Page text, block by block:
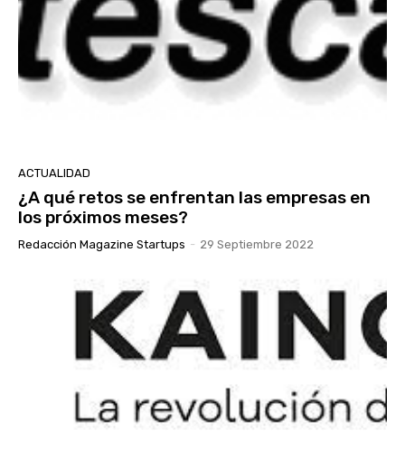
ACTUALIDAD
¿A qué retos se enfrentan las empresas en
los próximos meses?
Redacción Magazine Startups - 29 Septiembre 2022